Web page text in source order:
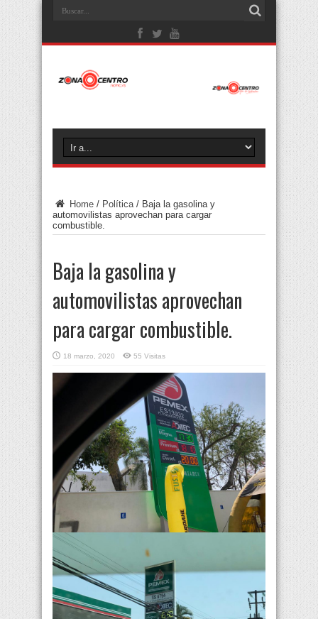
Home / Política / Baja la gasolina y
automovilistas aprovechan para cargar
combustible.
Baja la gasolina y
automovilistas aprovechan
para cargar combustible.
18 marzo, 2020 55 Visitas